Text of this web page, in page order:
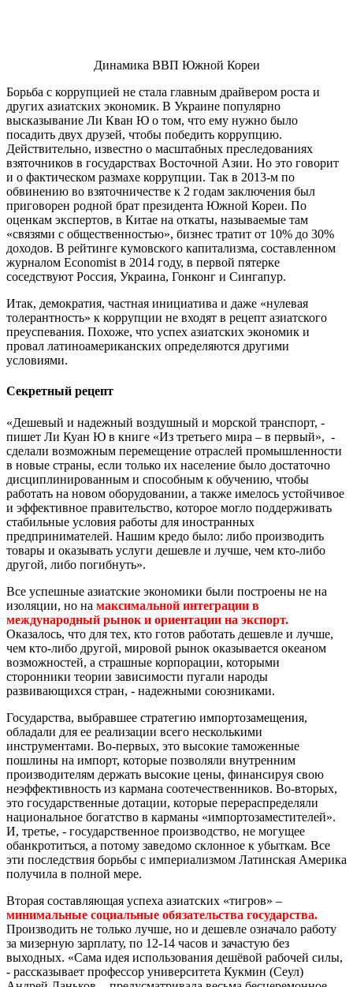
Динамика ВВП Южной Кореи
Борьба с коррупцией не стала главным драйвером роста и
других азиатских экономик. В Украине популярно
высказывание Ли Кван Ю о том, что ему нужно было
посадить двух друзей, чтобы победить коррупцию.
Действительно, известно о масштабных преследованиях
взяточников в государствах Восточной Азии. Но это говорит
и о фактическом размахе коррупции. Так в 2013-м по
обвинению во взяточничестве к 2 годам заключения был
приговорен родной брат президента Южной Кореи. По
оценкам экспертов, в Китае на откаты, называемые там
«связями с общественностью», бизнес тратит от 10% до 30%
доходов. В рейтинге кумовского капитализма, составленном
журналом Economist в 2014 году, в первой пятерке
соседствуют Россия, Украина, Гонконг и Сингапур.
Итак, демократия, частная инициатива и даже «нулевая
толерантность» к коррупции не входят в рецепт азиатского
преуспевания. Похоже, что успех азиатских экономик и
провал латиноамериканских определяются другими
условиями.
Секретный рецепт
«Дешевый и надежный воздушный и морской транспорт, -
пишет Ли Куан Ю в книге «Из третьего мира – в первый», -
сделали возможным перемещение отраслей промышленности
в новые страны, если только их население было достаточно
дисциплинированным и способным к обучению, чтобы
работать на новом оборудовании, а также имелось устойчивое
и эффективное правительство, которое могло поддерживать
стабильные условия работы для иностранных
предпринимателей. Нашим кредо было: либо производить
товары и оказывать услуги дешевле и лучше, чем кто-либо
другой, либо погибнуть».
Все успешные азиатские экономики были построены не на
изоляции, но на максимальной интеграции в
международный рынок и ориентации на экспорт.
Оказалось, что для тех, кто готов работать дешевле и лучше,
чем кто-либо другой, мировой рынок оказывается океаном
возможностей, а страшные корпорации, которыми
сторонники теории зависимости пугали народы
развивающихся стран, - надежными союзниками.
Государства, выбравшее стратегию импортозамещения,
обладали для ее реализации всего несколькими
инструментами. Во-первых, это высокие таможенные
пошлины на импорт, которые позволяли внутренним
производителям держать высокие цены, финансируя свою
неэффективность из кармана соотечественников. Во-вторых,
это государственные дотации, которые перераспределяли
национальное богатство в карманы «импортозаместителей».
И, третье, - государственное производство, не могущее
обанкротиться, а потому заведомо склонное к убыткам. Все
эти последствия борьбы с империализмом Латинская Америка
получила в полной мере.
Вторая составляющая успеха азиатских «тигров» –
минимальные социальные обязательства государства.
Производить не только лучше, но и дешевле означало работу
за мизерную зарплату, по 12-14 часов и зачастую без
выходных. «Сама идея использования дешёвой рабочей силы,
- рассказывает профессор университета Кукмин (Сеул)